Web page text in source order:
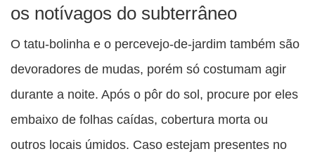
os notívagos do subterrâneo
O tatu-bolinha e o percevejo-de-jardim também são
devoradores de mudas, porém só costumam agir
durante a noite. Após o pôr do sol, procure por eles
embaixo de folhas caídas, cobertura morta ou
outros locais úmidos. Caso estejam presentes no